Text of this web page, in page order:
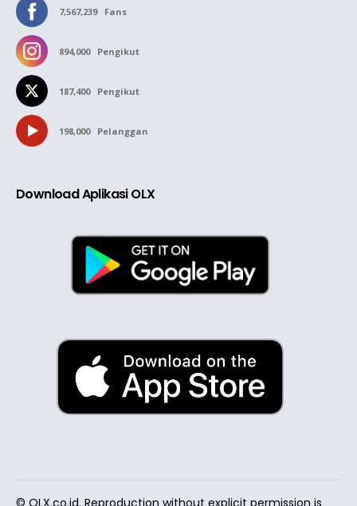
7,567,239 Fans
894,000 Pengikut
187,400 Pengikut
198,000 Pelanggan
Download Aplikasi OLX
© OLX.co.id. Reproduction without explicit permission is